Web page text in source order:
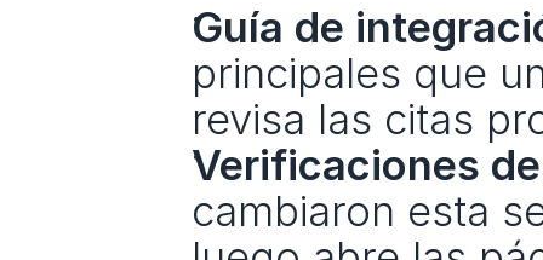
Guía de
principales que
revisa las citas
Verificaciones
cambiaron esta